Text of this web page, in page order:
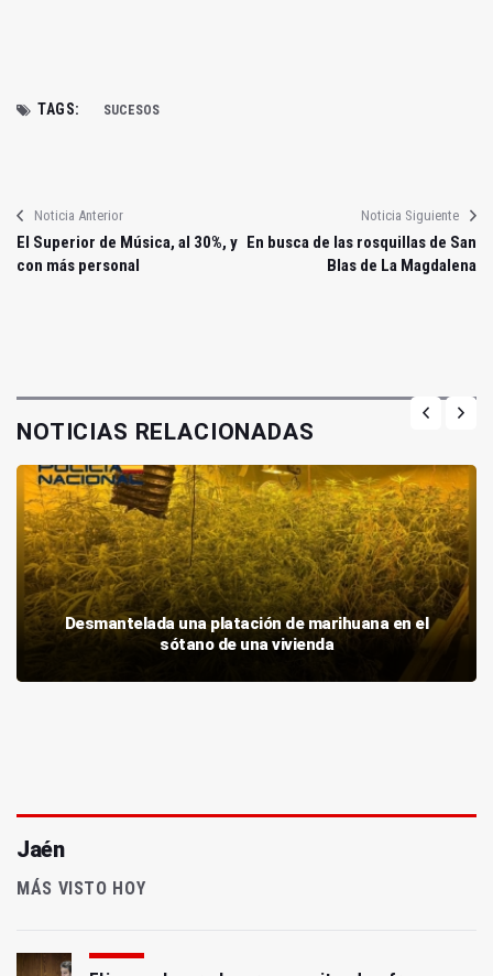
TAGS: SUCESOS
Noticia Anterior
El Superior de Música, al 30%, y
con más personal
Noticia Siguiente
En busca de las rosquillas de San
Blas de La Magdalena
NOTICIAS RELACIONADAS
Desmantelada una platación de marihuana en el
sótano de una vivienda
Jaén
MÁS VISTO HOY